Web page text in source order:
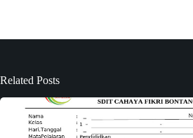
Related Posts